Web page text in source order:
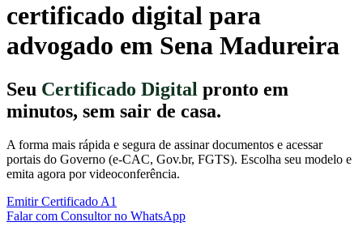
certificado digital para
advogado em Sena Madureira
Seu Certificado Digital pronto em
minutos, sem sair de casa.
A forma mais rápida e segura de assinar documentos e acessar
portais do Governo (e-CAC, Gov.br, FGTS). Escolha seu modelo e
emita agora por videoconferência.
Emitir Certificado A1
Falar com Consultor no WhatsApp